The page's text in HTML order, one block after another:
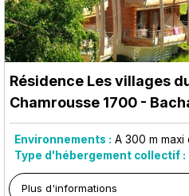
Résidence Les villages
Chamrousse 1700 -
Environnements : A 300 m maxi
Type d'hébergement collectif :
Plus d'informations